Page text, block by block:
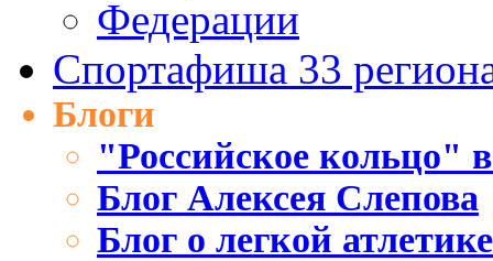
Федерации
Спортафиша 33
Блоги
"Российское кольцо"
Блог Алексея Слепова
Блог о легкой